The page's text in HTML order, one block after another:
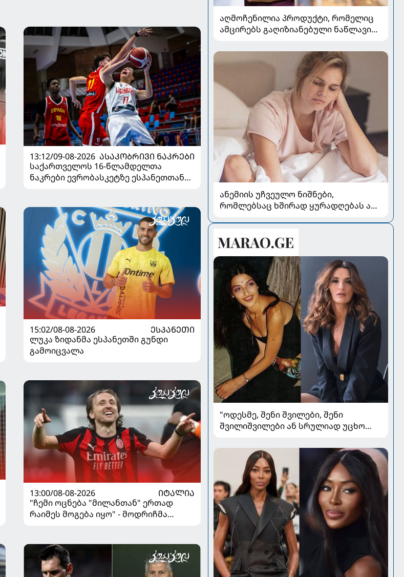
13:12/09-08-2026 ᲐᲡᲐᲙᲝᲑᲠᲘᲕᲘ ᲜᲐᲙᲠᲔᲑᲘ
საქართველოს 16-წლამდელთა
ნაკრები ევრობასკეტზე ესპანეთთან
15:02/08-08-2026
ᲔᲡᲞᲐᲜᲔᲗᲘ
ლუკა ზიდანმა ესპანეთში გუნდი
გამოიცვალა
13:00/08-08-2026
ᲘᲢᲐᲚᲘᲐ
"ჩემი ოცნება "მილანთან" ერთად
რაიმეს მოგება იყო" - მოდრიჩმა
აღმოჩენილია პროდუქტი, რომელიც
ამცირებს გაღიზიანებული ნაწლავის
ანემიის უჩვეულო ნიშნები,
რომლებსაც ხშირად ყურადღებას არ
"ოდესმე, შენი შვილები, შენი
შვილიშვილები ან სრულიად უცხო
პორტრეტს...." - რას წერს მარი ნაკანი
კრისტი ყიფშიძეზე